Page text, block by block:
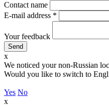
Contact name
E-mail address *
Your feedback
x
We noticed your non-Russian
Would you like to switch to
Yes No
x